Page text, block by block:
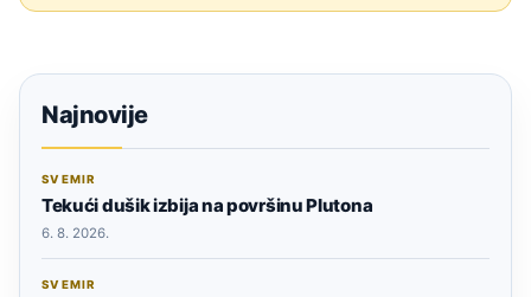
Najnovije
SVEMIR
Tekući dušik izbija na površinu Plutona
6. 8. 2026.
SVEMIR